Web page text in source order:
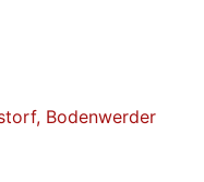
Bodenwerder